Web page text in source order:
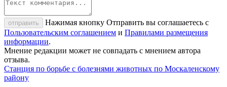
отправить
Нажимая кнопку Отправить вы соглашаетесь с
Пользовательским соглашением и Правилами размещения
информации.
Мнение редакции может не совпадать с мнением автора
отзыва.
Станция по борьбе с болезнями животных по Москаленскому
району